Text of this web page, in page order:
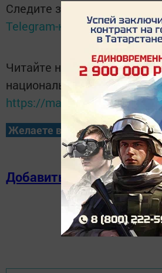
Следите за самым важным
Telegram-каналеТатмедиа
Читайте новости
национальном
https://max.ru/tatmedia
Желаете всегда быть в курсе
Добавить в избранное